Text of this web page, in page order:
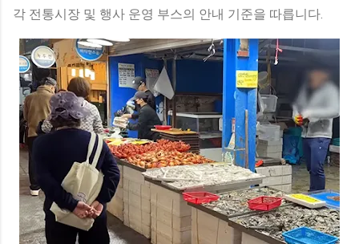
각 전통시장 및 행사 운영 부스의 안내 기준을 따릅니다.